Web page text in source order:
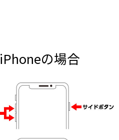
iPhoneの場合